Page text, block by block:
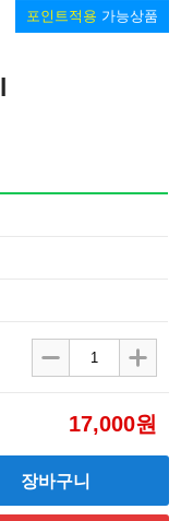
포인트적용 가능상품
17,000원